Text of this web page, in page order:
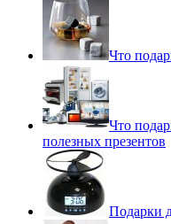
Что
Что
полезных презентов
Подарки